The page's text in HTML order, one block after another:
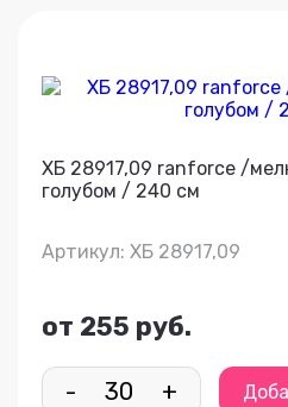
ХБ 28917,09 ranforce /
голубом / 240 см
Артикул: ХБ 28917,09
от 255 руб.
- +